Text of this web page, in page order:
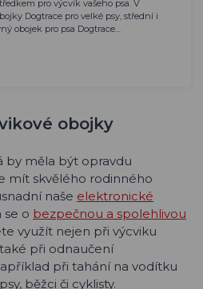
pro výcvik vašeho psa. V
Dogtrace pro velké psy, střední i
obojek pro psa Dogtrace…
obojky
by měla být opravdu
mít skvělého rodinného
naše elektronické
se o bezpečnou a spolehlivou
využít nejen při výcviku
při odnaučení
při tahání na vodítku
běžci či cyklisty.